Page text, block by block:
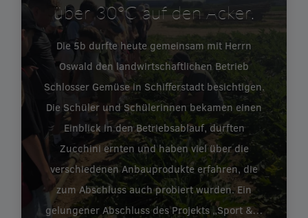
über 30°C auf den Acker.
Die 5b durfte heute gemeinsam mit Herrn
Oswald den landwirtschaftlichen Betrieb
Schlosser Gemüse in Schifferstadt besichtigen.
Die Schüler und Schülerinnen bekamen einen
Einblick in den Betriebsablauf, durften
Zucchini ernten und haben viel über die
verschiedenen Anbauprodukte erfahren, die
zum Abschluss auch probiert wurden. Ein
gelungener Abschluss des Projekts „Sport &…